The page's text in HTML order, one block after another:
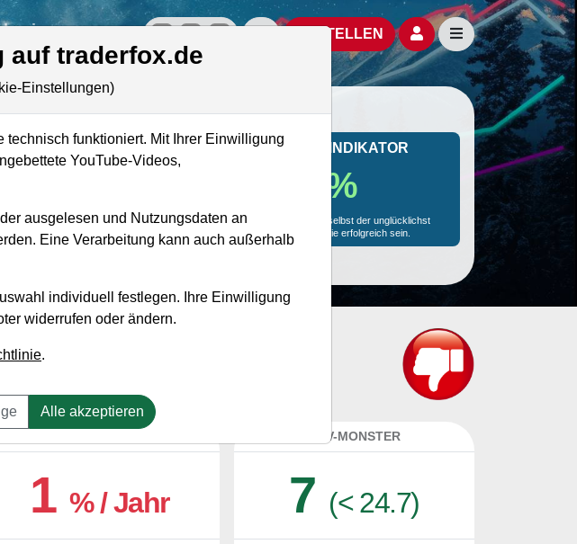
offizielle Social Media-AccountsAktien- und Artikelsuche öffnen
BESTELLEN Seitennavigation
Mrd. USD
Mio. USD
MONKEY-TRADER INDIKATOR
72.1 %
Mit 72.1 % Wahrscheinlichkeit wird selbst der unglücklichst
agierende Trader mit dieser Aktie erfolgreich sein.
geeignet?
1% / Jahr
KUV-MONSTER
7 (< 24.7)
auf traderfox.de
Einstellungen)
funktioniert. Mit Ihrer Einwilligung
YouTube-Videos,
ausgelesen und Nutzungsdaten an
Eine Verarbeitung kann auch außerhalb
individuell festlegen. Ihre Einwilligung
widerrufen oder ändern.
.
Alle akzeptieren